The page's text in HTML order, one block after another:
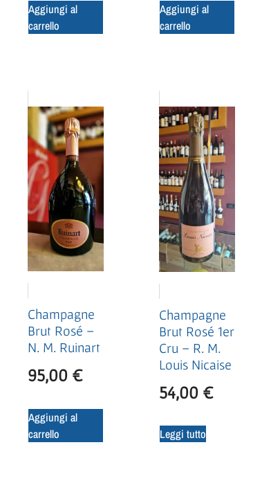
Aggiungi al
carrello
Aggiungi al
carrello
Champagne
Brut Rosé –
N. M. Ruinart
95,00 €
Aggiungi al
carrello
Champagne
Brut Rosé 1er
Cru – R. M.
Louis Nicaise
54,00 €
Leggi tutto